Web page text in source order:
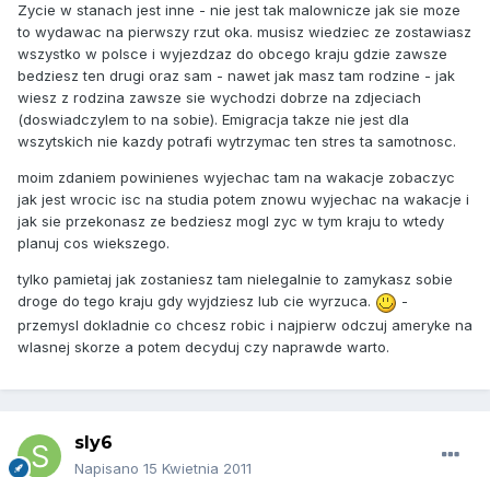
Zycie w stanach jest inne - nie jest tak malownicze jak sie moze
to wydawac na pierwszy rzut oka. musisz wiedziec ze zostawiasz
wszystko w polsce i wyjezdzaz do obcego kraju gdzie zawsze
bedziesz ten drugi oraz sam - nawet jak masz tam rodzine - jak
wiesz z rodzina zawsze sie wychodzi dobrze na zdjeciach
(doswiadczylem to na sobie). Emigracja takze nie jest dla
wszytskich nie kazdy potrafi wytrzymac ten stres ta samotnosc.
moim zdaniem powinienes wyjechac tam na wakacje zobaczyc
jak jest wrocic isc na studia potem znowu wyjechac na wakacje i
jak sie przekonasz ze bedziesz mogl zyc w tym kraju to wtedy
planuj cos wiekszego.
tylko pamietaj jak zostaniesz tam nielegalnie to zamykasz sobie
droge do tego kraju gdy wyjdziesz lub cie wyrzuca.
-
przemysl dokladnie co chcesz robic i najpierw odczuj ameryke na
wlasnej skorze a potem decyduj czy naprawde warto.
sly6
Napisano 15 Kwietnia 2011